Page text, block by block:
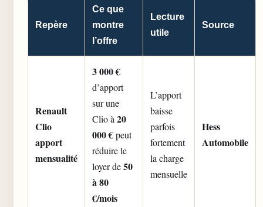
Repère
Ce que
montre
l’offre
Lecture
utile
Source
Renault
Clio
apport
mensualité
3 000 €
d’apport
sur une
Clio à 20
000 €peut
réduire le
loyer de50
à 80
€/mois
L’apport
baisse
parfois
fortement
la charge
mensuelle
Hess
Automobile